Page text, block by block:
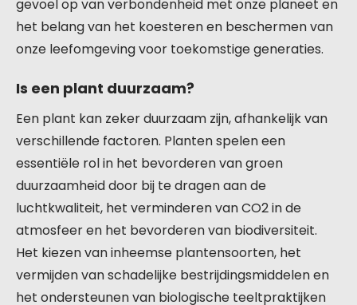
gevoel op van verbondenheid met onze planeet en
het belang van het koesteren en beschermen van
onze leefomgeving voor toekomstige generaties.
Is een plant duurzaam?
Een plant kan zeker duurzaam zijn, afhankelijk van
verschillende factoren. Planten spelen een
essentiële rol in het bevorderen van groen
duurzaamheid door bij te dragen aan de
luchtkwaliteit, het verminderen van CO2 in de
atmosfeer en het bevorderen van biodiversiteit.
Het kiezen van inheemse plantensoorten, het
vermijden van schadelijke bestrijdingsmiddelen en
het ondersteunen van biologische teeltpraktijken